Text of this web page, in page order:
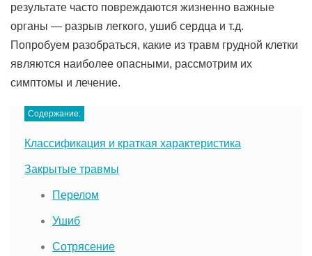
результате часто повреждаются жизненно важные
органы — разрыв легкого, ушиб сердца и т.д.
Попробуем разобраться, какие из травм грудной клетки
являются наиболее опасными, рассмотрим их
симптомы и лечение.
Содержание:
Классификация и краткая характеристика
Закрытые травмы
Перелом
Ушиб
Сотрясение